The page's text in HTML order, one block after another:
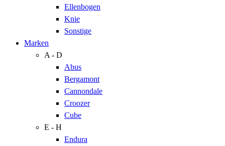
Ellenbogen
Knie
Sonstige
Marken
A - D
Abus
Bergamont
Cannondale
Croozer
Cube
E - H
Endura